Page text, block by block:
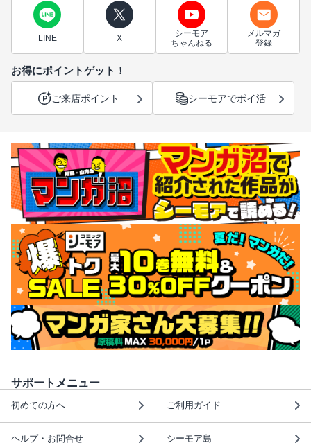
LINE X
シーモア
ちゃんねる
メルマガ
登録
お得にポイントゲット！
ご来店ポイント シーモアでポイ活
サポートメニュー
初めての方へ ご利用ガイド
ヘルプ・お問合せ シーモア島